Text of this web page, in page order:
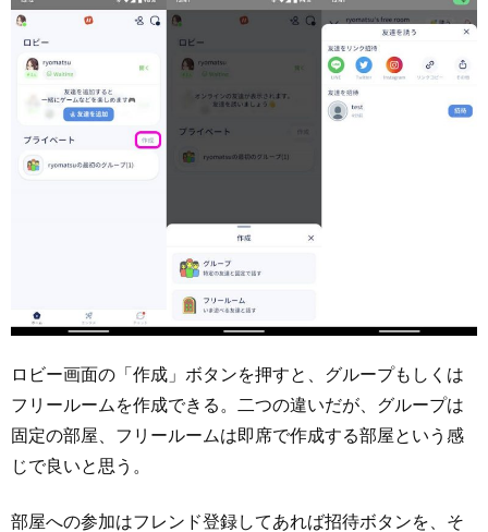
ロビー画面の「作成」ボタンを押すと、グループもしくは
フリールームを作成できる。二つの違いだが、グループは
固定の部屋、フリールームは即席で作成する部屋という感
じで良いと思う。
部屋への参加はフレンド登録してあれば招待ボタンを、そ